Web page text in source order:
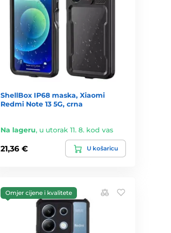
ShellBox IP68 maska, Xiaomi
Redmi Note 13 5G, crna
Na lageru, u utorak 11. 8. kod vas
21,36 € U košaricu
Omjer cijene i kvalitete